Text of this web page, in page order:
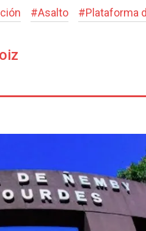
#Asalto #Plataforma